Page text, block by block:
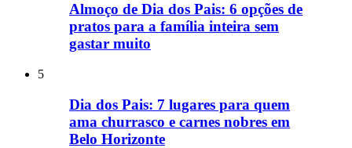
Almoço de Dia dos Pais: 6 opções de
pratos para a família inteira sem
gastar muito
5
Dia dos Pais: 7 lugares para quem
ama churrasco e carnes nobres em
Belo Horizonte